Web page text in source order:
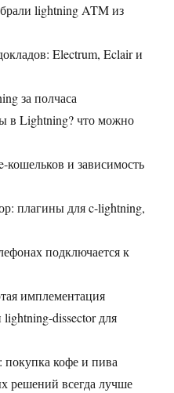
lightning ATM из
Electrum, Eclair и
за полчаса
в Lightning? что можно
кошельков и зависимость
плагины для c-lightning,
подключается к
имплементация
dissector для
кофе и пива
решений всегда лучше